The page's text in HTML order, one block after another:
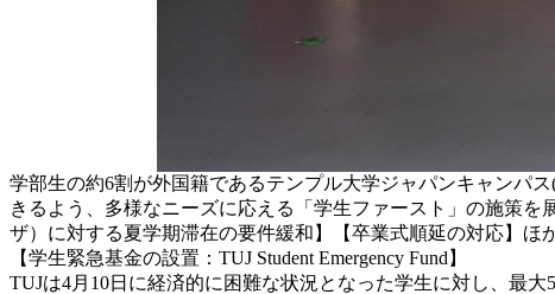
学部生の約6割が外国籍であるテンプル大学ジャパンキャンパ
きるよう、多様なニーズに応える「学生ファースト」の施策
ザ）に対する夏学期滞在の要件緩和】【卒業式順延の対応】ほか
【学生緊急基金の設置：TUJ Student Emergency Fund】
TUJは4月10日に経済的に困難な状況となった学生に対し、最